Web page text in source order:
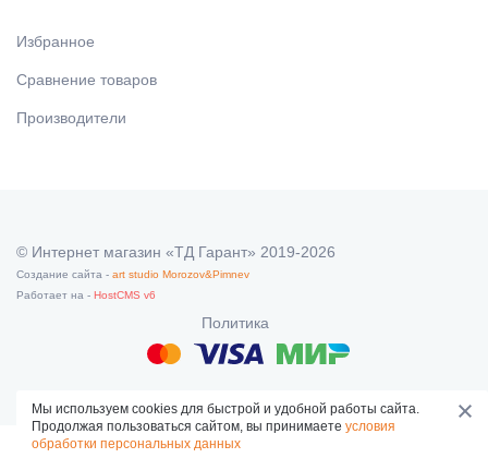
МАТЕРИАЛЫ И ПРИНАДЛЕЖНОСТИ ДЛЯ
МАТЕРИАЛ ДЛЯ ПЕРЕБАЗИРОВКИ
ПРОВОЛОКА, ГИЛЬЗЫ, ШИНЫ, КЛАММЕРА (без
УТИЛИЗАЦИЯ ОТХОДОВ
Избранное
Сравнение товаров
Производители
© Интернет магазин «ТД Гарант» 2019-2026
Создание сайта - art studio Morozov&Pimnev
Работает на - HostCMS v6
Политика
Мы используем cookies для быстрой и удобной работы сайта.
Продолжая пользоваться сайтом, вы принимаете условия
обработки персональных данных